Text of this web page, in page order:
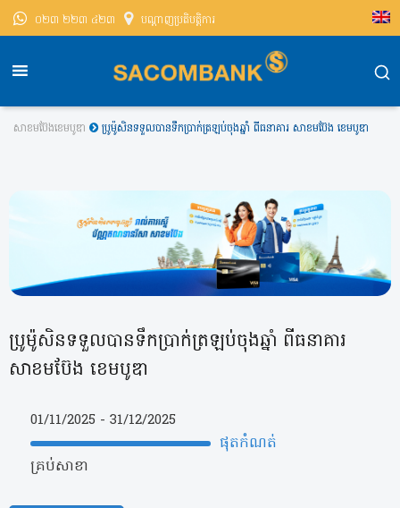
០២៣ ២២៣ ៤២៣ បណ្តាញ​ប្រតិបត្តិការ
សាខមប៊ែងខេមបូឌា ប្រូម៉ូសិនទទួលបានទឹកប្រាក់ត្រឡប់ចុងឆ្នាំ ពីធនាគារ សាខមប៊ែង ខេមបូឌា
ប្រូម៉ូសិនទទួលបានទឹកប្រាក់ត្រឡប់ចុងឆ្នាំ ពីធនាគារ
សាខមប៊ែង ខេមបូឌា
01/11/2025 - 31/12/2025
ផុតកំណត់
គ្រប់សាខា